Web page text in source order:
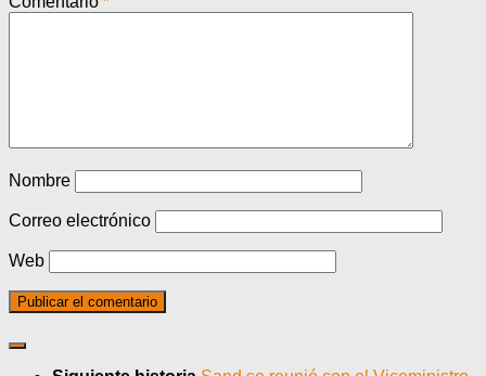
Nombre
Correo electrónico
Web